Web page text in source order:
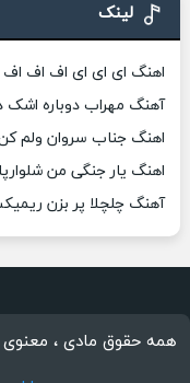
لینک
اهنگ ای ای ای اف اف
آهنگ مهراب دوباره
اهنگ جناب سروان ولم
اهنگ یار جنگی من
آهنگ چلچلا پر بزن
همه حقوق مادی ،